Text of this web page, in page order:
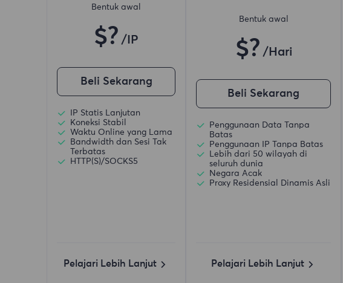
Bentuk awal
$? /IP
Beli Sekarang
IP Statis Lanjutan
Koneksi Stabil
Waktu Online yang Lama
Bandwidth dan Sesi Tak
Terbatas
HTTP(S)/SOCKS5
Pelajari Lebih Lanjut
Bentuk awal
$? /Hari
Beli Sekarang
Penggunaan Data Tanpa
Batas
Penggunaan IP Tanpa Batas
Lebih dari 50 wilayah di
seluruh dunia
Negara Acak
Proxy Residensial Dinamis Asli
Pelajari Lebih Lanjut